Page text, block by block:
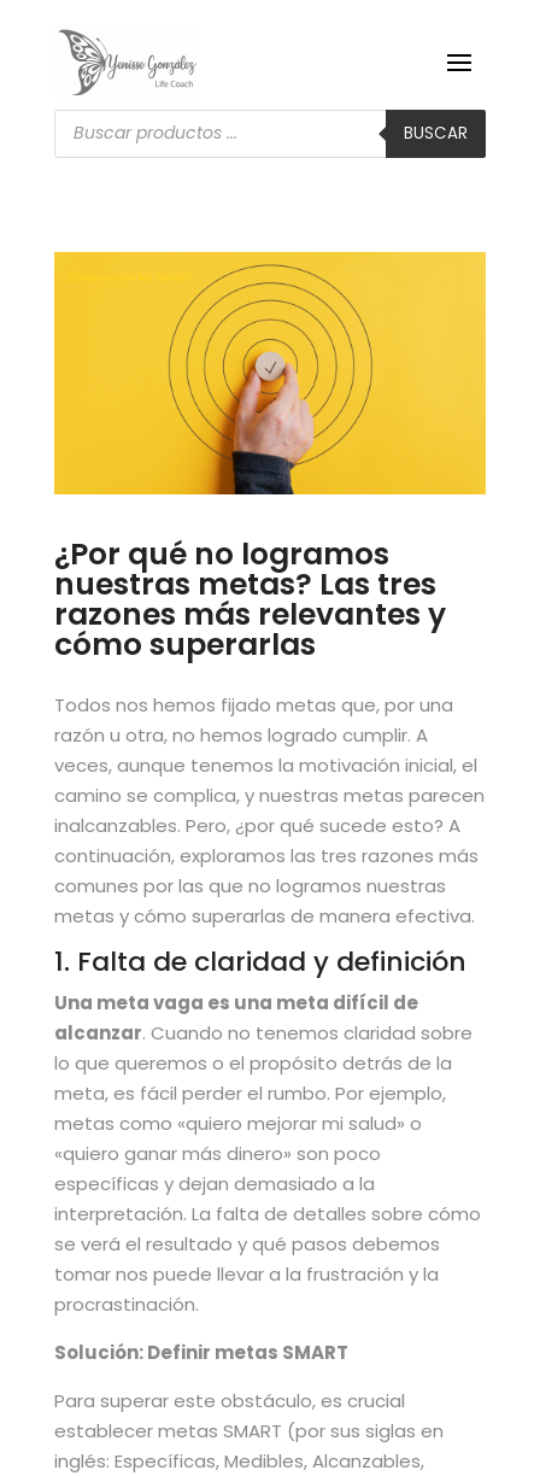
Búsqueda
de
productos
BUSCAR
¿Por qué no logramos
nuestras metas? Las tres
razones más relevantes y
cómo superarlas
Todos nos hemos fijado metas que, por una
razón u otra, no hemos logrado cumplir. A
veces, aunque tenemos la motivación inicial, el
camino se complica, y nuestras metas parecen
inalcanzables. Pero, ¿por qué sucede esto? A
continuación, exploramos las tres razones más
comunes por las que no logramos nuestras
metas y cómo superarlas de manera efectiva.
1. Falta de claridad y definición
Una meta vaga es una meta difícil de
alcanzar. Cuando no tenemos claridad sobre
lo que queremos o el propósito detrás de la
meta, es fácil perder el rumbo. Por ejemplo,
metas como «quiero mejorar mi salud» o
«quiero ganar más dinero» son poco
específicas y dejan demasiado a la
interpretación. La falta de detalles sobre cómo
se verá el resultado y qué pasos debemos
tomar nos puede llevar a la frustración y la
procrastinación.
Solución: Definir metas SMART
Para superar este obstáculo, es crucial
establecer metas SMART (por sus siglas en
inglés: Específicas, Medibles, Alcanzables,